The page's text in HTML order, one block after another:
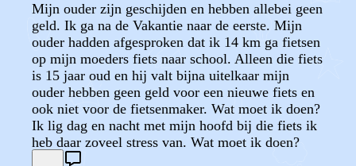
Mijn ouder zijn geschijden en hebben allebei geen
geld. Ik ga na de Vakantie naar de eerste. Mijn
ouder hadden afgesproken dat ik 14 km ga fietsen
op mijn moeders fiets naar school. Alleen die fiets
is 15 jaar oud en hij valt bijna uitelkaar mijn
ouder hebben geen geld voor een nieuwe fiets en
ook niet voor de fietsenmaker. Wat moet ik doen?
Ik lig dag en nacht met mijn hoofd bij die fiets ik
heb daar zoveel stress van. Wat moet ik doen?